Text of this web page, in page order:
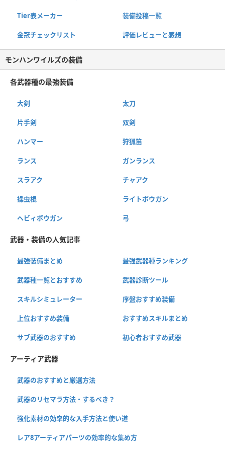
Tier表メーカー 装備投稿一覧
金冠チェックリスト 評価レビューと感想
モンハンワイルズの装備
各武器種の最強装備
大剣 太刀
片手剣 双剣
ハンマー 狩猟笛
ランス ガンランス
スラアク チャアク
操虫棍 ライトボウガン
ヘビィボウガン 弓
武器・装備の人気記事
最強装備まとめ 最強武器種ランキング
武器種一覧とおすすめ 武器診断ツール
スキルシミュレーター 序盤おすすめ装備
上位おすすめ装備 おすすめスキルまとめ
サブ武器のおすすめ 初心者おすすめ武器
アーティア武器
武器のおすすめと厳選方法
武器のリセマラ方法・するべき？
強化素材の効率的な入手方法と使い道
レア8アーティアパーツの効率的な集め方